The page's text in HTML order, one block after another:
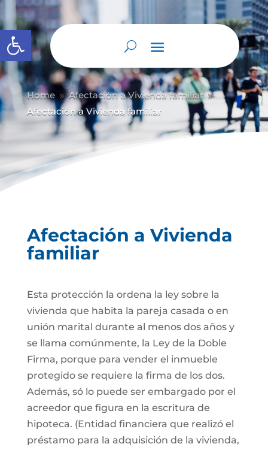
Abrir barra de herramientas
Home 9 Afectación a Vivienda familiar 9
Afectación a Vivienda familiar
Afectación a Vivienda
familiar
Esta protección la ordena la ley sobre la
vivienda que habita la pareja casada o en
unión marital durante al menos dos años y
se llama comúnmente, la Ley de la Doble
Firma, porque para vender el inmueble
protegido se requiere la firma de los dos.
Además, só lo puede ser embargado por el
acreedor que figura en la escritura de
hipoteca. (Entidad financiera que realizó el
préstamo para la adquisición de la vivienda,